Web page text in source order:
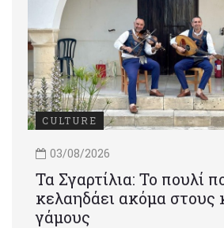
CULTURE
03/08/2026
Τα Σγαρτίλια: Το πουλί
κελαηδάει ακόμα στους
γάμους